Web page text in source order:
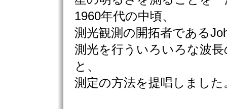
1960年代の中頃、
測光観測の開拓者である
測光を行ういろいろな波
と、
測定の方法を提唱しました